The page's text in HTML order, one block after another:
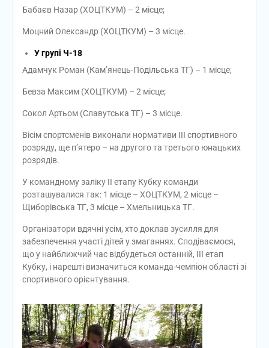
Бабаєв Назар (ХОЦТКУМ) – 2 місце;
Моцний Олександр (ХОЦТКУМ) – 3 місце.
У групі Ч-18
Адамчук Роман (Кам’янець-Подільська ТГ) – 1 місце;
Бевза Максим (ХОЦТКУМ) – 2 місце;
Сокол Артьом (Славутська ТГ) – 3 місце.
Вісім спортсменів виконали нормативи ІІІ спортивного
розряду, ще п’ятеро – на другого та третього юнацьких
розрядів.
У командному заліку ІІ етапу Кубку команди
розташувалися так: 1 місце – ХОЦТКУМ, 2 місце –
Щиборівська ТГ, 3 місце – Хмельницька ТГ.
Організатори вдячні усім, хто доклав зусилля для
забезпечення участі дітей у змаганнях. Сподіваємося,
що у найближчий час відбудеться останній, ІІІ етап
Кубку, і нарешті визначиться команда-чемпіон області зі
спортивного орієнтування.